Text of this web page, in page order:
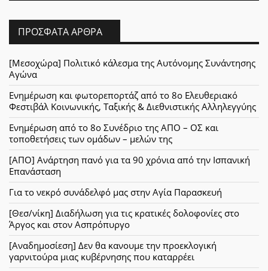
ΠΡΌΣΦΑΤΑ ΆΡΘΡΑ
[Μεσοχώρα] Πολιτικό κάλεσμα της Αυτόνομης Συνάντησης
Αγώνα
Ενημέρωση και φωτορεπορτάζ από το 8ο Ελευθεριακό
Φεστιβάλ Κοινωνικής, Ταξικής & Διεθνιστικής Αλληλεγγύης
Ενημέρωση από το 8ο Συνέδριο της ΑΠΟ – ΟΣ και
τοποθετήσεις των ομάδων – μελών της
[ΑΠΟ] Ανάρτηση πανό για τα 90 χρόνια από την Ισπανική
Επανάσταση
Για το νεκρό συνάδελφό μας στην Αγία Παρασκευή
[Θεσ/νίκη] Διαδήλωση για τις κρατικές δολοφονίες στο
Άργος και στον Ασπρόπυργο
[Αναδημοσίεση] Δεν θα κανουμε την προεκλογική
γαρνιτούρα μιας κυβέρνησης που καταρρέει